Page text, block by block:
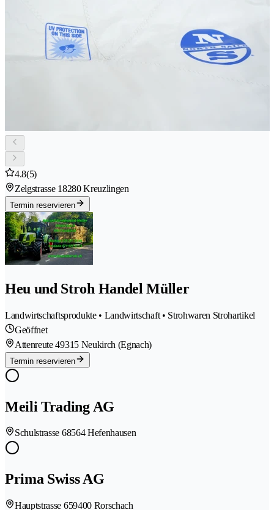
4.8(5)
Zelgstrasse 18280 Kreuzlingen
Termin reservieren
Heu und Stroh Handel Müller
Landwirtschaftsprodukte • Landwirtschaft • Strohwaren Strohartikel
Geöffnet
Attenreute 49315 Neukirch (Egnach)
Termin reservieren
Meili Trading AG
Schulstrasse 68564 Hefenhausen
Prima Swiss AG
Hauptstrasse 659400 Rorschach